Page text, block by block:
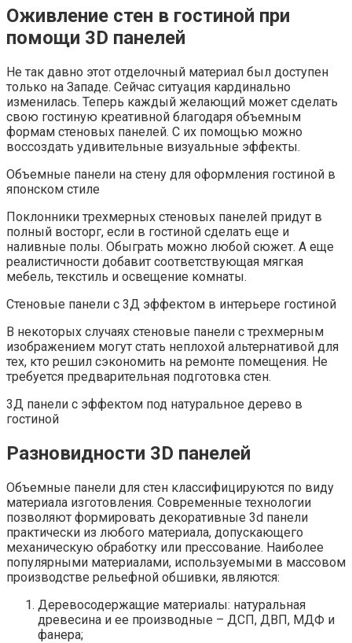
Оживление стен в гостиной при
помощи 3D панелей
Не так давно этот отделочный материал был доступен
только на Западе. Сейчас ситуация кардинально
изменилась. Теперь каждый желающий может сделать
свою гостиную креативной благодаря объемным
формам стеновых панелей. С их помощью можно
воссоздать удивительные визуальные эффекты.
Объемные панели на стену для оформления гостиной в
японском стиле
Поклонники трехмерных стеновых панелей придут в
полный восторг, если в гостиной сделать еще и
наливные полы. Обыграть можно любой сюжет. А еще
реалистичности добавит соответствующая мягкая
мебель, текстиль и освещение комнаты.
Стеновые панели с 3Д эффектом в интерьере гостиной
В некоторых случаях стеновые панели с трехмерным
изображением могут стать неплохой альтернативой для
тех, кто решил сэкономить на ремонте помещения. Не
требуется предварительная подготовка стен.
3Д панели с эффектом под натуральное дерево в
гостиной
Разновидности 3D панелей
Объемные панели для стен классифицируются по виду
материала изготовления. Современные технологии
позволяют формировать декоративные 3d панели
практически из любого материала, допускающего
механическую обработку или прессование. Наиболее
популярными материалами, используемыми в массовом
производстве рельефной обшивки, являются:
Деревосодержащие материалы: натуральная
древесина и ее производные – ДСП, ДВП, МДФ и
фанера;